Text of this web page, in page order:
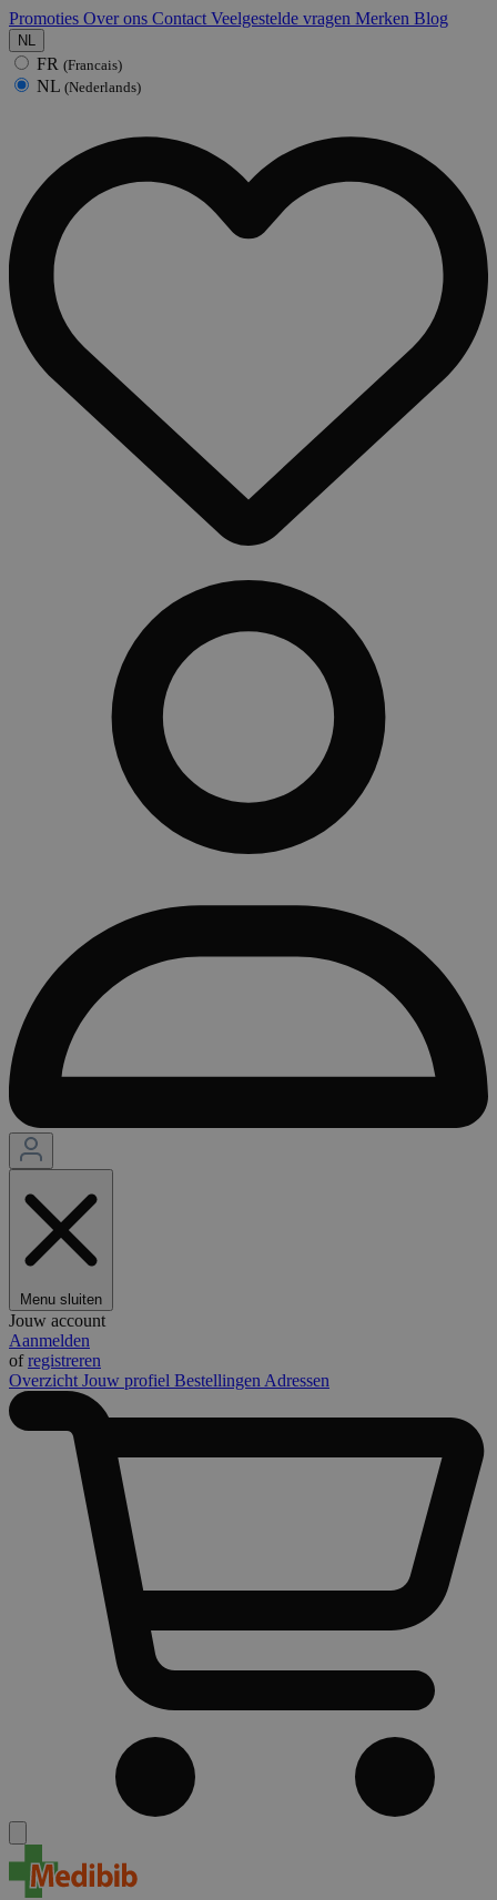
Promoties Over ons Contact Veelgestelde vragen Merken Blog
NL
FR (Francais)
NL (Nederlands)
Menu sluiten
Jouw account
Aanmelden
ofregistreren
Overzicht Jouw profiel Bestellingen Adressen